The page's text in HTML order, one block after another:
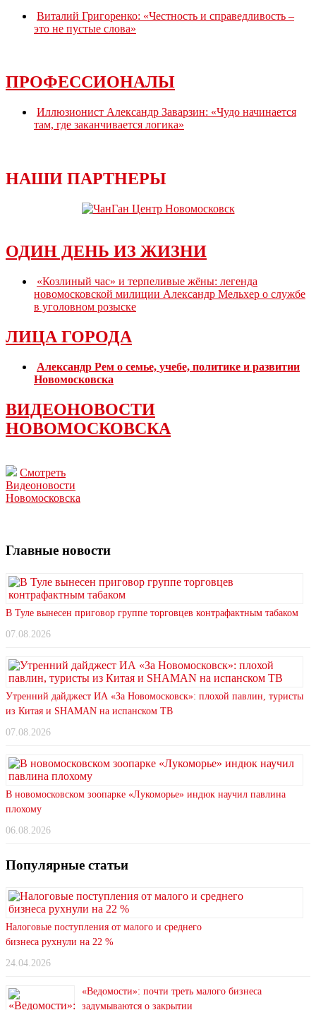
Виталий Григоренко: «Честность и справедливость –
это не пустые слова»
ПРОФЕССИОНАЛЫ
Иллюзионист Александр Заварзин: «Чудо начинается
там, где заканчивается логика»
НАШИ ПАРТНЕРЫ
ОДИН ДЕНЬ ИЗ ЖИЗНИ
«Козлиный час» и терпеливые жёны: легенда
новомосковской милиции Александр Мельхер о службе
в уголовном розыске
ЛИЦА ГОРОДА
Александр Рем о семье, учебе, политике и развитии
Новомосковска
ВИДЕОНОВОСТИ
НОВОМОСКОВСКА
Смотреть
Видеоновости
Новомосковска
Главные новости
В Туле вынесен приговор группе торговцев контрафактным табаком
07.08.2026
Утренний дайджест ИА «За Новомосковск»: плохой павлин, туристы
из Китая и SHAMAN на испанском ТВ
07.08.2026
В новомосковском зоопарке «Лукоморье» индюк научил павлина
плохому
06.08.2026
Популярные статьи
Налоговые поступления от малого и среднего
бизнеса рухнули на 22 %
24.04.2026
«Ведомости»: почти треть малого бизнеса
задумываются о закрытии